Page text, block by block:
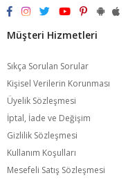
Müşteri Hizmetleri
Sıkça Sorulan Sorular
Kişisel Verilerin Korunması
Üyelik Sözleşmesi
İptal, İade ve Değişim
Gizlilik Sözleşmesi
Kullanım Koşulları
Mesefeli Satış Sözleşmesi